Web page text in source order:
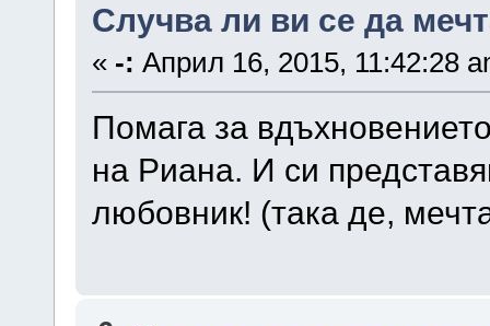
Случва ли ви се да
« -: Април 16, 2015, 11:42:28
Помага за
на Риана. И си
любовник! (така де,